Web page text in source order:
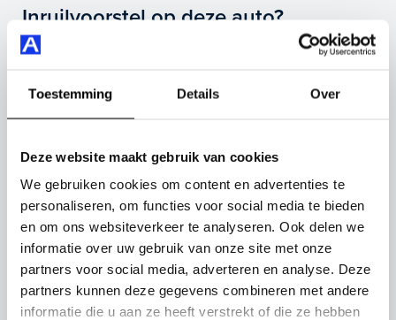
Toestemming Details Over
Deze website maakt gebruik van cookies
We gebruiken cookies om content en advertenties te
personaliseren, om functies voor social media te bieden
en om ons websiteverkeer te analyseren. Ook delen we
informatie over uw gebruik van onze site met onze
partners voor social media, adverteren en analyse. Deze
partners kunnen deze gegevens combineren met andere
informatie die u aan ze heeft verstrekt of die ze hebben
Inruilvoorstel op deze auto?
Vul hier je gegevens in en vergeet niet foto's van je
Kenteken huidige auto
Inruilvoorstel aanvragen
Wanneer je foto’s meestuurt ontvang je op
maandag tot en met vrijdag binnen enkele uren